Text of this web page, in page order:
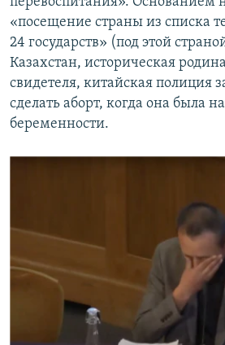
«посещение страны из списка
24 государств» (под этой
Казахстан, историческая
свидетеля, китайская полиция
сделать аборт, когда она была
беременности.